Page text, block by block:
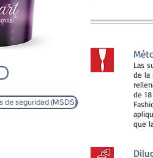
de seguridad (MSDS)
Las
de la
de
que